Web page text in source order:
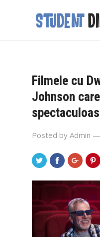
Filmele cu
Johnson
Posted by Admin —